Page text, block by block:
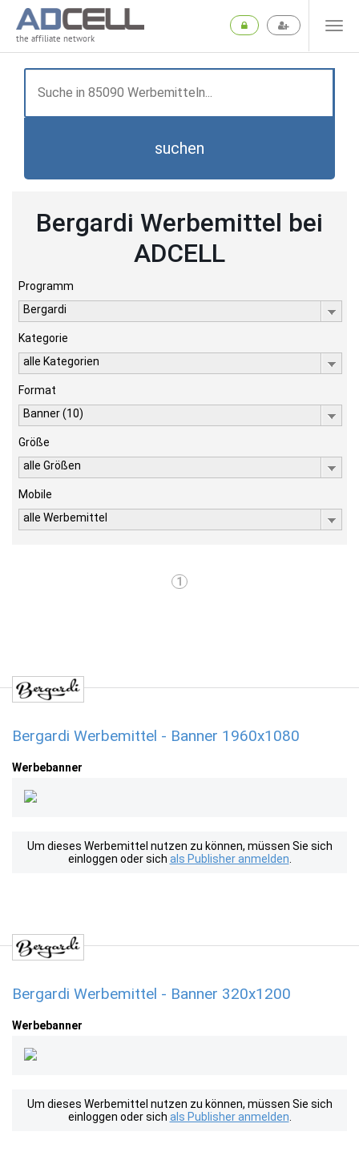
the affiliate network
suchen
Bergardi Werbemittel bei
ADCELL
Programm
Bergardi
Kategorie
alle Kategorien
Format
Banner (10)
Größe
alle Größen
Mobile
alle Werbemittel
1
Bergardi Werbemittel - Banner 1960x1080
Werbebanner
Um dieses Werbemittel nutzen zu können, müssen Sie sich
einloggen oder sich als Publisher anmelden
Bergardi Werbemittel - Banner 320x1200
Werbebanner
Um dieses Werbemittel nutzen zu können, müssen Sie sich
einloggen oder sich als Publisher anmelden